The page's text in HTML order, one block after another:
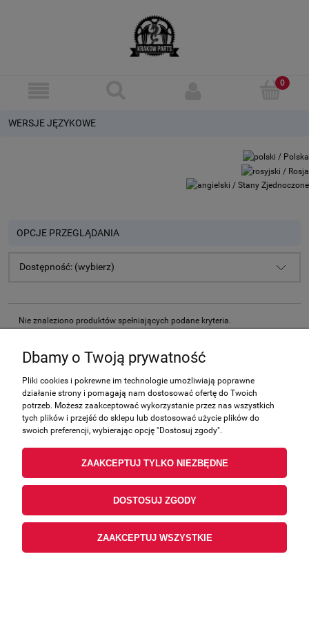
WERSJE JĘZYKOWE
OPCJE PRZEGLĄDANIA
Dostępność: (wybierz)
Nie znaleziono produktów spełniających podane kryteria.
Zakupy
Pomoc
Moje konto
Informacje
Dbamy o Twoją prywatność
Pliki cookies i pokrewne im technologie umożliwiają poprawne
działanie strony i pomagają nam dostosować ofertę do Twoich
potrzeb. Możesz zaakceptować wykorzystanie przez nas wszystkich
tych plików i przejść do sklepu lub dostosować użycie plików do
swoich preferencji, wybierając opcję "Dostosuj zgody".
ZAAKCEPTUJ TYLKO NIEZBĘDNE
DOSTOSUJ ZGODY
ZAAKCEPTUJ WSZYSTKIE